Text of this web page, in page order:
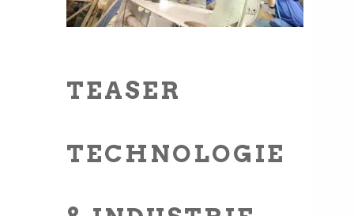
TEASER
TECHNOLOGIE